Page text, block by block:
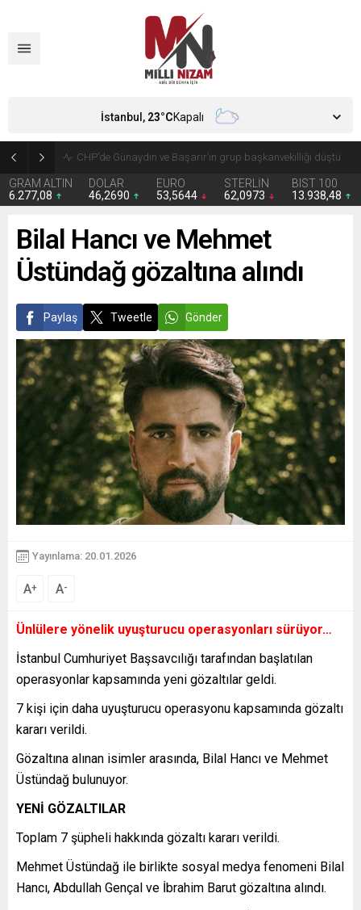
CHP’de Günaydın ve Başarır’ın grup başkanvekilliği düştü
GRAM ALTIN
6.277,08
DOLAR
46,2690
EURO
53,5644
STERLİN
62,0973
BIST 100
13.938,48
İstanbul, 23°CKapalı
Bilal Hancı ve Mehmet
Üstündağ gözaltına alındı
Paylaş Tweetle Gönder
Yayınlama: 20.01.2026
A+ A-
Ünlülere yönelik uyuşturucu operasyonları sürüyor…
İstanbul Cumhuriyet Başsavcılığı tarafından başlatılan
operasyonlar kapsamında yeni gözaltılar geldi.
7 kişi için daha uyuşturucu operasyonu kapsamında gözaltı
kararı verildi.
Gözaltına alınan isimler arasında, Bilal Hancı ve Mehmet
Üstündağ bulunuyor.
YENİ GÖZALTILAR
Toplam 7 şüpheli hakkında gözaltı kararı verildi.
Mehmet Üstündağ ile birlikte sosyal medya fenomeni Bilal
Hancı, Abdullah Gençal ve İbrahim Barut gözaltına alındı.